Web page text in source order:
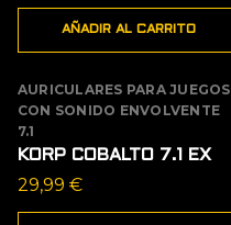
AÑADIR AL CARRITO
AGOTADO
AURICULARES PARA JUEGOS
CON SONIDO ENVOLVENTE
7.1
KORP COBALTO 7.1 EX
29,99 €